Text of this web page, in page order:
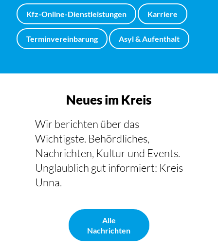
Kfz-Online-Dienstleistungen Karriere
Terminvereinbarung Asyl & Aufenthalt
Neues im Kreis
Wir berichten über das
Wichtigste. Behördliches,
Nachrichten, Kultur und Events.
Unglaublich gut informiert: Kreis
Unna.
Alle
Nachrichten